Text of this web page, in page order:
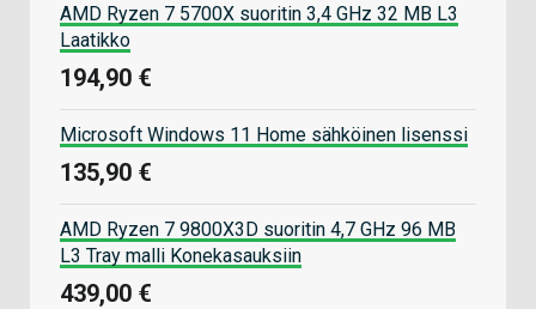
AMD Ryzen 7 5700X suoritin 3,4 GHz 32 MB L3
Laatikko
194,90 €
Microsoft Windows 11 Home sähköinen lisenssi
135,90 €
AMD Ryzen 7 9800X3D suoritin 4,7 GHz 96 MB
L3 Tray malli Konekasauksiin
439,00 €